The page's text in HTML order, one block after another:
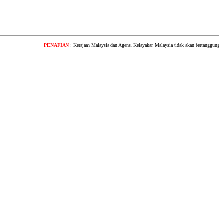
PENAFIAN : Kerajaan Malaysia dan Agensi Kelayakan Malaysia tidak akan